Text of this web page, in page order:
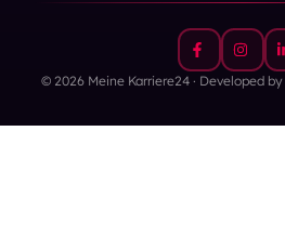
© 2026 Meine Karriere24 · Developed by